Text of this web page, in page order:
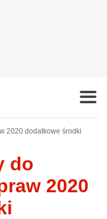
2020 dodatkowe środki
do
2020